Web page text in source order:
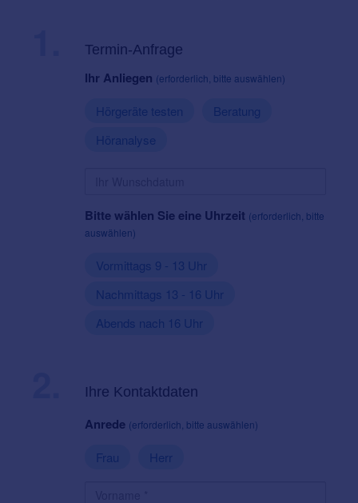
Termin-Anfrage
Ihr Anliegen (erforderlich, bitte auswählen)
Hörgeräte testen
Beratung
Höranalyse
Bitte wählen Sie eine Uhrzeit (erforderlich, bitte
auswählen)
Vormittags 9 - 13 Uhr
Nachmittags 13 - 16 Uhr
Abends nach 16 Uhr
Ihre Kontaktdaten
Anrede (erforderlich, bitte auswählen)
Frau Herr